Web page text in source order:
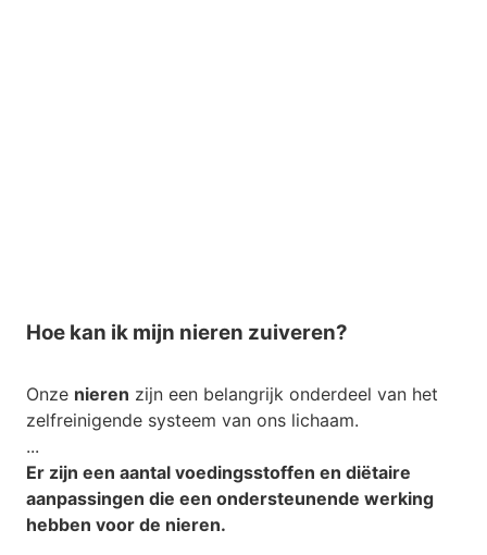
Hoe kan ik mijn nieren zuiveren?
Onze nieren zijn een belangrijk onderdeel van het
zelfreinigende systeem van ons lichaam.
...
Er zijn een aantal voedingsstoffen en diëtaire
aanpassingen die een ondersteunende werking
hebben voor de nieren.